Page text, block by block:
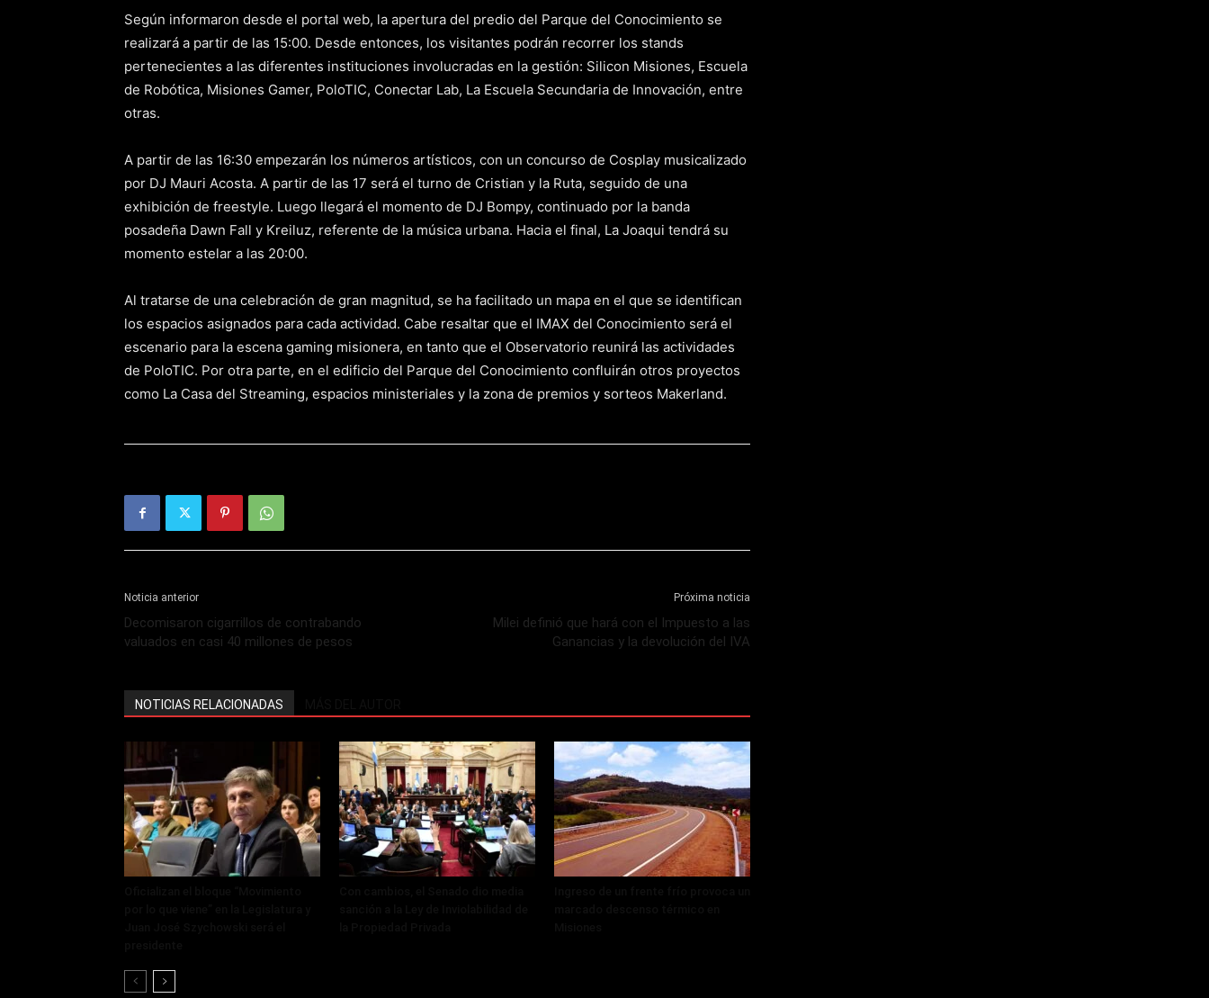
Según informaron desde el portal web, la apertura del predio del Parque del Conocimiento se
realizará a partir de las 15:00. Desde entonces, los visitantes podrán recorrer los stands
pertenecientes a las diferentes instituciones involucradas en la gestión: Silicon Misiones, Escuela
de Robótica, Misiones Gamer, PoloTIC, Conectar Lab, La Escuela Secundaria de Innovación, entre
otras.
A partir de las 16:30 empezarán los números artísticos, con un concurso de Cosplay musicalizado
por DJ Mauri Acosta. A partir de las 17 será el turno de Cristian y la Ruta, seguido de una
exhibición de freestyle. Luego llegará el momento de DJ Bompy, continuado por la banda
posadeña Dawn Fall y Kreiluz, referente de la música urbana. Hacia el final, La Joaqui tendrá su
momento estelar a las 20:00.
Al tratarse de una celebración de gran magnitud, se ha facilitado un mapa en el que se identifican
los espacios asignados para cada actividad. Cabe resaltar que el IMAX del Conocimiento será el
escenario para la escena gaming misionera, en tanto que el Observatorio reunirá las actividades
de PoloTIC. Por otra parte, en el edificio del Parque del Conocimiento confluirán otros proyectos
como La Casa del Streaming, espacios ministeriales y la zona de premios y sorteos Makerland.
Noticia anterior
Decomisaron cigarrillos de contrabando
valuados en casi 40 millones de pesos
Próxima noticia
Milei definió que hará con el Impuesto a las
Ganancias y la devolución del IVA
NOTICIAS RELACIONADAS